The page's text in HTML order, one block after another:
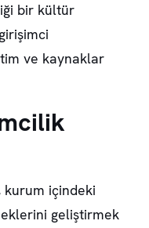
bir kültür
ve kaynaklar
kurum içindeki
geliştirmek